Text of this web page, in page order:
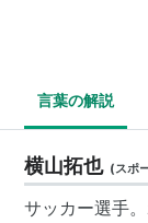
言葉の解説
横山拓也 (スポ
サッカー選手